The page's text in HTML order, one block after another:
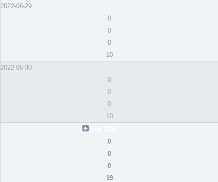
2022-06-29
0
0
0
10
2022-06-30
0
0
0
10
0
0
0
19